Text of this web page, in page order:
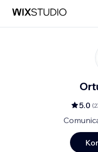
5.0 (